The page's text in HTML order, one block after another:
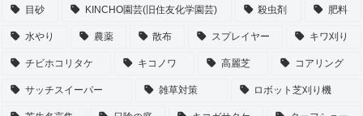
目砂 KINCHO園芸(旧住友化学園芸) 殺虫剤 肥料
水やり 農薬 散布 スプレイヤー キワ刈り
チビホコリタケ キコノワ 高麗芝 コアリング
サッチスイーパー 雑草対策 ロボット芝刈り機